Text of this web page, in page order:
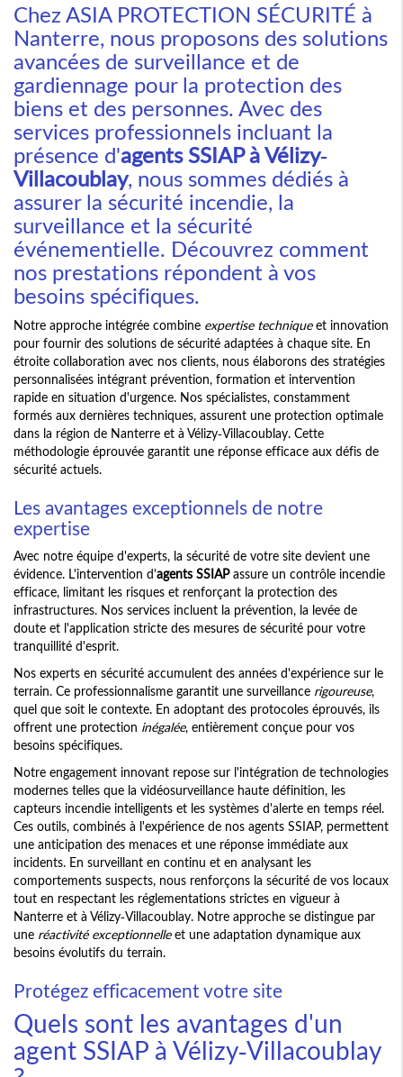
Chez ASIA PROTECTION SÉCURITÉ à
Nanterre, nous proposons des solutions
avancées de surveillance et de
gardiennage pour la protection des
biens et des personnes. Avec des
services professionnels incluant la
présence d'agents SSIAP à Vélizy-
Villacoublay, nous sommes dédiés à
assurer la sécurité incendie, la
surveillance et la sécurité
événementielle. Découvrez comment
nos prestations répondent à vos
besoins spécifiques.
Notre approche intégrée combine expertise techniqueet innovation
pour fournir des solutions de sécurité adaptées à chaque site. En
étroite collaboration avec nos clients, nous élaborons des stratégies
personnalisées intégrant prévention, formation et intervention
rapide en situation d'urgence. Nos spécialistes, constamment
formés aux dernières techniques, assurent une protection optimale
dans la région de Nanterre et à Vélizy-Villacoublay. Cette
méthodologie éprouvée garantit une réponse efficace aux défis de
sécurité actuels.
Les avantages exceptionnels de notre
expertise
Avec notre équipe d'experts, la sécurité de votre site devient une
évidence. L'intervention d'agents SSIAPassure un contrôle incendie
efficace, limitant les risques et renforçant la protection des
infrastructures. Nos services incluent la prévention, la levée de
doute et l'application stricte des mesures de sécurité pour votre
tranquillité d'esprit.
Nos experts en sécurité accumulent des années d'expérience sur le
terrain. Ce professionnalisme garantit une surveillance rigoureuse,
quel que soit le contexte. En adoptant des protocoles éprouvés, ils
offrent une protection inégalée, entièrement conçue pour vos
besoins spécifiques.
Notre engagement innovant repose sur l'intégration de technologies
modernes telles que la vidéosurveillance haute définition, les
capteurs incendie intelligents et les systèmes d'alerte en temps réel.
Ces outils, combinés à l'expérience de nos agents SSIAP, permettent
une anticipation des menaces et une réponse immédiate aux
incidents. En surveillant en continu et en analysant les
comportements suspects, nous renforçons la sécurité de vos locaux
tout en respectant les réglementations strictes en vigueur à
Nanterre et à Vélizy-Villacoublay. Notre approche se distingue par
une réactivité exceptionnelleet une adaptation dynamique aux
besoins évolutifs du terrain.
Protégez efficacement votre site
Quels sont les avantages d'un
agent SSIAP à Vélizy-Villacoublay